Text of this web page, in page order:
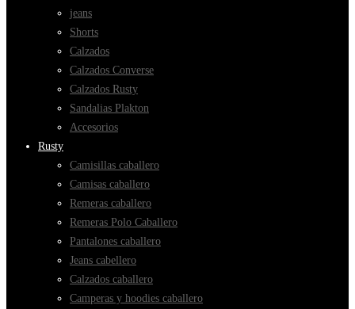
jeans
Shorts
Calzados
Calzados Converse
Calzados Rusty
Sandalias Plakton
Accesorios
Rusty
Camisillas caballero
Camisas caballero
Remeras caballero
Remeras Polo Caballero
Pantalones caballero
Jeans cabellero
Calzados caballero
Camperas y hoodies caballero